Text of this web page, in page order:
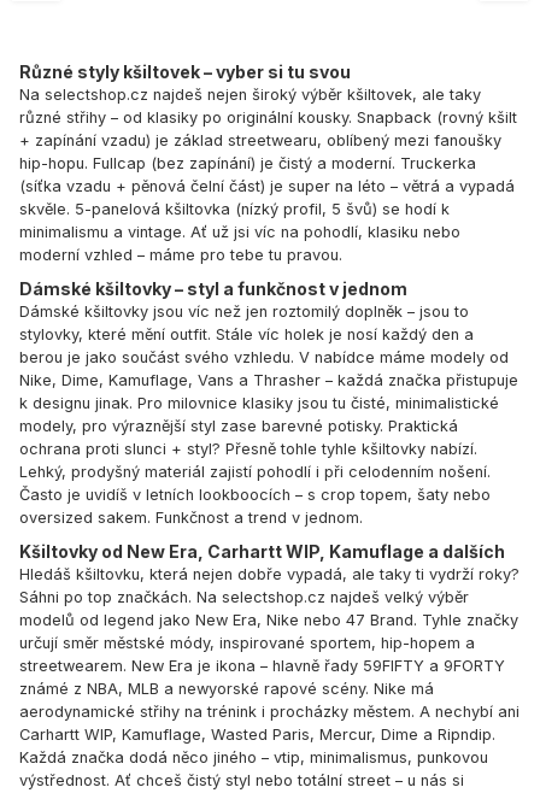
Různé styly kšiltovek – vyber si tu svou
Na selectshop.cz najdeš nejen široký výběr kšiltovek, ale taky
různé střihy – od klasiky po originální kousky. Snapback (rovný kšilt
+ zapínání vzadu) je základ streetwearu, oblíbený mezi fanoušky
hip-hopu. Fullcap (bez zapínání) je čistý a moderní. Truckerka
(síťka vzadu + pěnová čelní část) je super na léto – větrá a vypadá
skvěle. 5-panelová kšiltovka (nízký profil, 5 švů) se hodí k
minimalismu a vintage. Ať už jsi víc na pohodlí, klasiku nebo
moderní vzhled – máme pro tebe tu pravou.
Dámské kšiltovky – styl a funkčnost v jednom
Dámské kšiltovky jsou víc než jen roztomilý doplněk – jsou to
stylovky, které mění outfit. Stále víc holek je nosí každý den a
berou je jako součást svého vzhledu. V nabídce máme modely od
Nike, Dime, Kamuflage, Vans a Thrasher – každá značka přistupuje
k designu jinak. Pro milovnice klasiky jsou tu čisté, minimalistické
modely, pro výraznější styl zase barevné potisky. Praktická
ochrana proti slunci + styl? Přesně tohle tyhle kšiltovky nabízí.
Lehký, prodyšný materiál zajistí pohodlí i při celodenním nošení.
Často je uvidíš v letních lookboocích – s crop topem, šaty nebo
oversized sakem. Funkčnost a trend v jednom.
Kšiltovky od New Era, Carhartt WIP, Kamuflage a dalších
Hledáš kšiltovku, která nejen dobře vypadá, ale taky ti vydrží roky?
Sáhni po top značkách. Na selectshop.cz najdeš velký výběr
modelů od legend jako New Era, Nike nebo 47 Brand. Tyhle značky
určují směr městské módy, inspirované sportem, hip-hopem a
streetwearem. New Era je ikona – hlavně řady 59FIFTY a 9FORTY
známé z NBA, MLB a newyorské rapové scény. Nike má
aerodynamické střihy na trénink i procházky městem. A nechybí ani
Carhartt WIP, Kamuflage, Wasted Paris, Mercur, Dime a Ripndip.
Každá značka dodá něco jiného – vtip, minimalismus, punkovou
výstřednost. Ať chceš čistý styl nebo totální street – u nás si